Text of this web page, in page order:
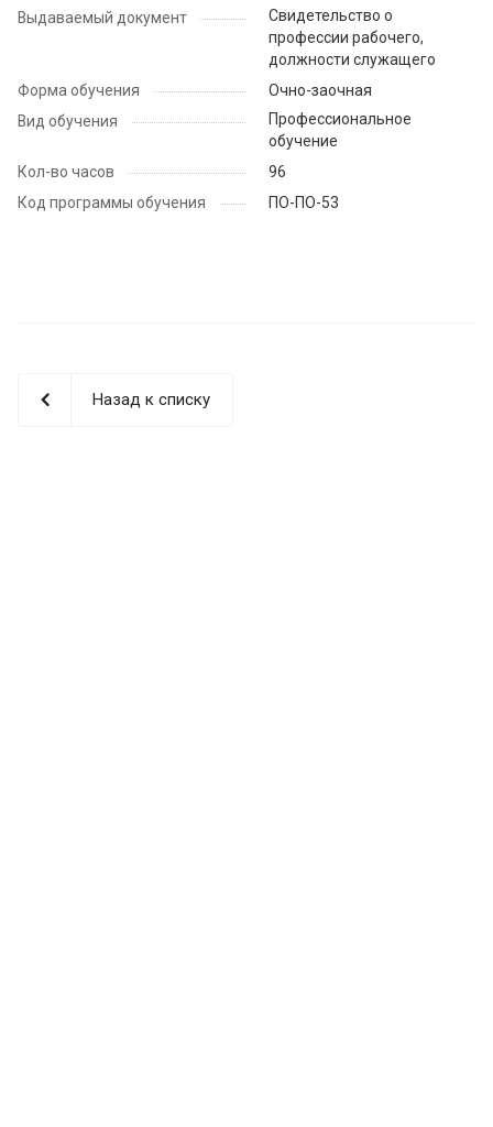
Выдаваемый документ
Свидетельство о
профессии рабочего,
должности служащего
Форма обучения
Очно-заочная
Вид обучения
Профессиональное
обучение
Кол-во часов
96
Код программы обучения
ПО-ПО-53
Назад к списку